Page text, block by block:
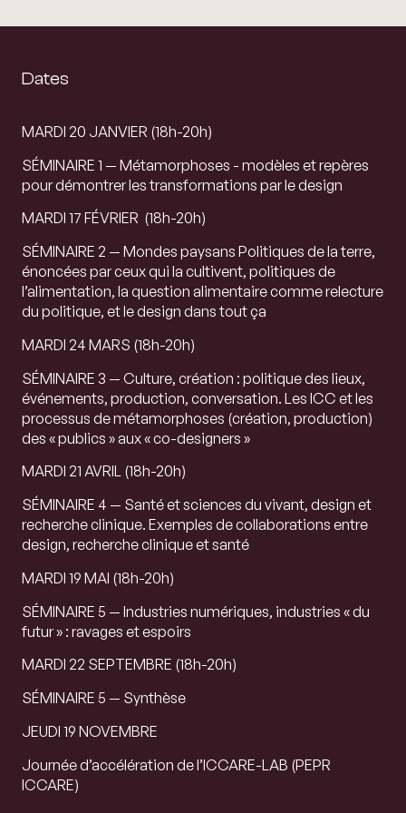
Dates
MARDI 20 JANVIER (18h-20h)
SÉMINAIRE 1 — Métamorphoses - modèles et repères
pour démontrer les transformations par le design
MARDI 17 FÉVRIER (18h-20h)
SÉMINAIRE 2 — Mondes paysans Politiques de la terre,
énoncées par ceux qui la cultivent, politiques de
l’alimentation, la question alimentaire comme relecture
du politique, et le design dans tout ça
MARDI 24 MARS (18h-20h)
SÉMINAIRE 3 — Culture, création : politique des lieux,
événements, production, conversation. Les ICC et les
processus de métamorphoses (création, production)
des « publics » aux « co-designers »
MARDI 21 AVRIL (18h-20h)
SÉMINAIRE 4 — Santé et sciences du vivant, design et
recherche clinique. Exemples de collaborations entre
design, recherche clinique et santé
MARDI 19 MAI (18h-20h)
SÉMINAIRE 5 — Industries numériques, industries « du
futur » : ravages et espoirs
MARDI 22 SEPTEMBRE (18h-20h)
SÉMINAIRE 5 — Synthèse
JEUDI 19 NOVEMBRE
Journée d’accélération de l’ICCARE-LAB (PEPR
ICCARE)